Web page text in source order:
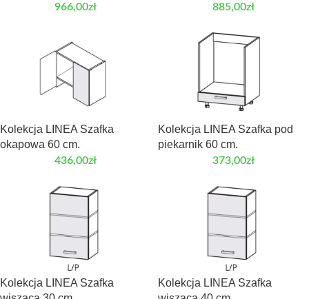
966,00zł 885,00zł
Kolekcja LINEA Szafka
okapowa 60 cm.
436,00zł
Kolekcja LINEA Szafka pod
piekarnik 60 cm.
373,00zł
Kolekcja LINEA Szafka
Kolekcja LINEA Szafka